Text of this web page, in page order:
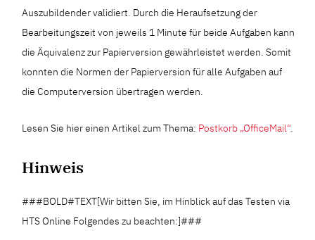
Auszubildender validiert. Durch die Heraufsetzung der
Bearbeitungszeit von jeweils 1 Minute für beide Aufgaben kann
die Äquivalenz zur Papierversion gewährleistet werden. Somit
konnten die Normen der Papierversion für alle Aufgaben auf
die Computerversion übertragen werden.
Lesen Sie hier einen Artikel zum Thema: Postkorb „OfficeMail“.
Hinweis
###BOLD#TEXT[Wir bitten Sie, im Hinblick auf das Testen via
HTS Online Folgendes zu beachten:]###